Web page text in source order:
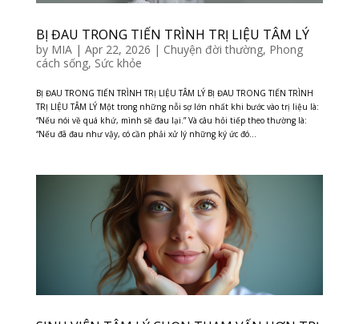
BỊ ĐAU TRONG TIẾN TRÌNH TRỊ LIỆU TÂM LÝ
by MIA| Apr 22, 2026 | Chuyện đời thường, Phong
cách sống, Sức khỏe
BỊ ĐAU TRONG TIẾN TRÌNH TRỊ LIỆU TÂM LÝ BỊ ĐAU TRONG TIẾN TRÌNH
TRỊ LIỆU TÂM LÝ Một trong những nỗi sợ lớn nhất khi bước vào trị liệu là:
“Nếu nói về quá khứ, mình sẽ đau lại.” Và câu hỏi tiếp theo thường là:
“Nếu đã đau như vậy, có cần phải xử lý những ký ức đó...